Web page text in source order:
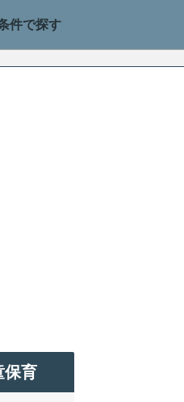
件で探す
保育